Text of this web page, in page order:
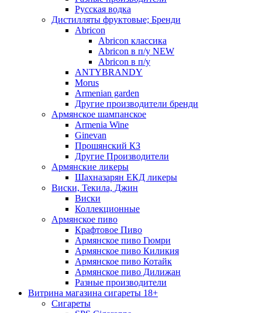
Русская водка
Дистилляты фруктовые; Бренди
Abricon
Abricon классика
Abricon в п/у NEW
Abricon в п/у
ANTYBRANDY
Morus
Armenian garden
Другие производители бренди
Армянское шампанское
Armenia Wine
Ginevan
Прошянский КЗ
Другие Производители
Армянские ликеры
Шахназарян ЕКД ликеры
Виски, Текила, Джин
Виски
Коллекционные
Армянское пиво
Крафтовое Пиво
Армянское пиво Гюмри
Армянское пиво Киликия
Армянское пиво Котайк
Армянское пиво Дилижан
Разные производители
Витрина магазина сигареты 18+
Cигареты